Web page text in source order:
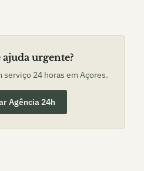
ajuda urgente?
serviço 24 horas em Açores.
Agência 24h